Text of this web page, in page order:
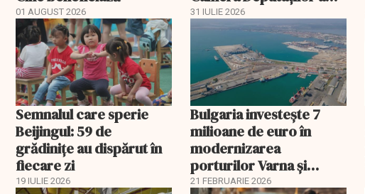
01 AUGUST 2026
aprobat schema
31 IULIE 2026
Semnalul care sperie
Beijingul: 59 de
grădinițe au dispărut în
fiecare zi
19 IULIE 2026
Bulgaria investește 7
milioane de euro în
modernizarea
porturilor Varna și
Burgas
21 FEBRUARIE 2026